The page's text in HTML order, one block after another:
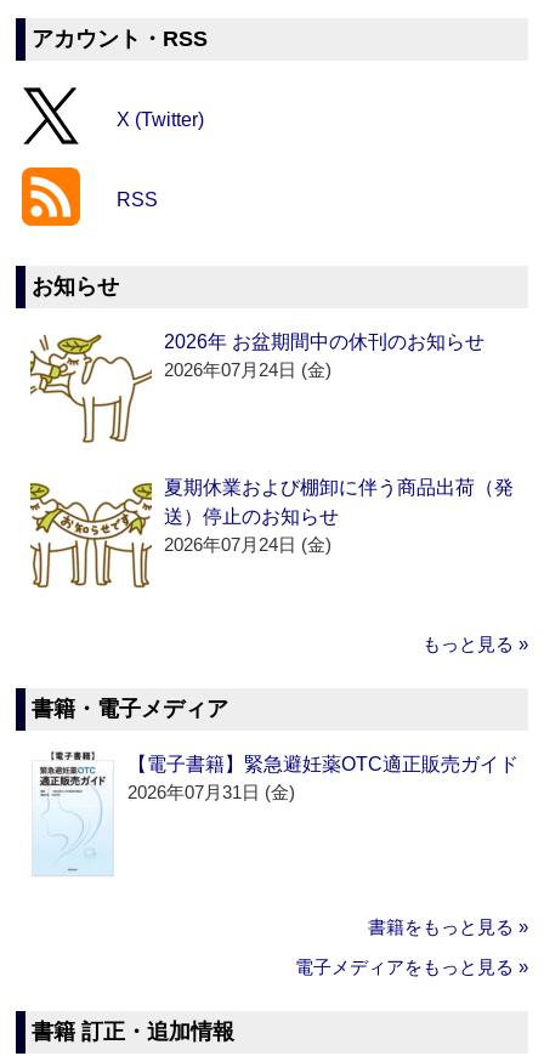
アカウント・RSS
X (Twitter)
RSS
お知らせ
2026年 お盆期間中の休刊のお知らせ
2026年07月24日 (金)
夏期休業および棚卸に伴う商品出荷（発
送）停止のお知らせ
2026年07月24日 (金)
もっと見る »
書籍・電子メディア
【電子書籍】緊急避妊薬OTC適正販売ガイド
2026年07月31日 (金)
書籍をもっと見る »
電子メディアをもっと見る »
書籍 訂正・追加情報